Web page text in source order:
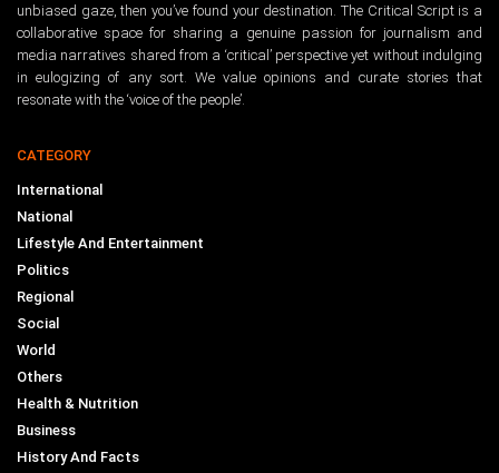
unbiased gaze, then you’ve found your destination. The Critical Script is a
collaborative space for sharing a genuine passion for journalism and
media narratives shared from a ‘critical’ perspective yet without indulging
in eulogizing of any sort. We value opinions and curate stories that
resonate with the ‘voice of the people’.
CATEGORY
International
National
Lifestyle And Entertainment
Politics
Regional
Social
World
Others
Health & Nutrition
Business
History And Facts